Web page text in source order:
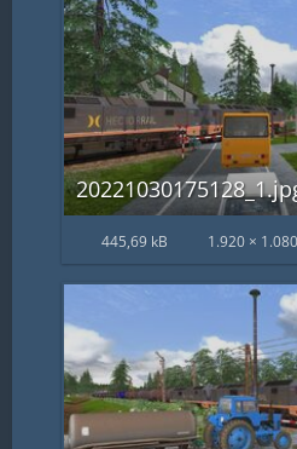
445,69 kB 1.920 × 1.080